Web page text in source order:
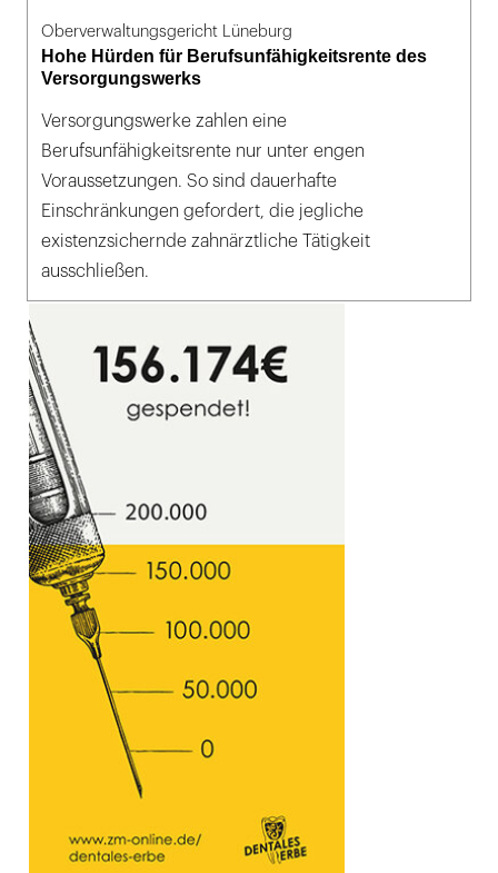
Oberverwaltungsgericht Lüneburg
Hohe Hürden für Berufsunfähigkeitsrente des
Versorgungswerks
Versorgungswerke zahlen eine
Berufsunfähigkeitsrente nur unter engen
Voraussetzungen. So sind dauerhafte
Einschränkungen gefordert, die jegliche
existenzsichernde zahnärztliche Tätigkeit
ausschließen.